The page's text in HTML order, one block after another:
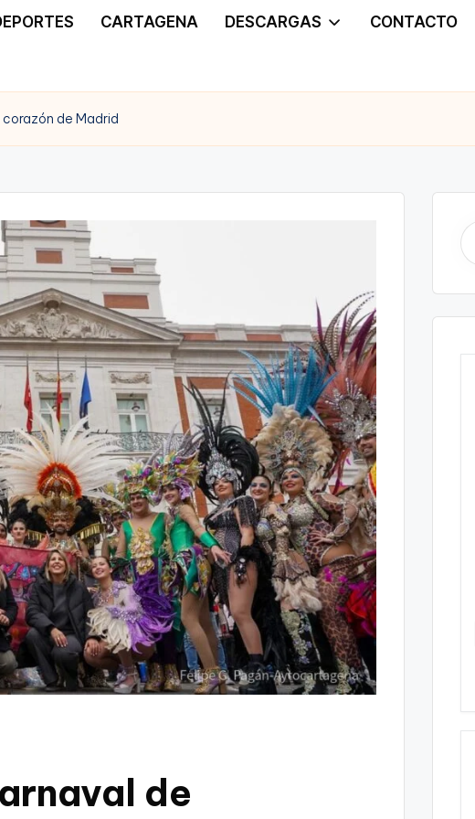
CARTAGENA DESCARGAS CONTACTO
de Madrid
de